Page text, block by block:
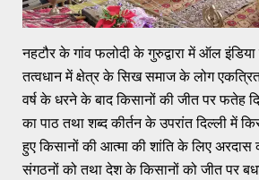
नहटौर के गांव फलोदी के गुरुद्वारा में ऑल
तत्वधान में क्षेत्र के सिख समाज के लोग
वर्ष के धरने के बाद किसानों की जीत पर फतेह
का पाठ तथा शब्द कीर्तन के उपरांत दिल्ली में
हुए किसानों की आत्मा की शांति के लिए
संगठनों को तथा देश के किसानों को जीत पर